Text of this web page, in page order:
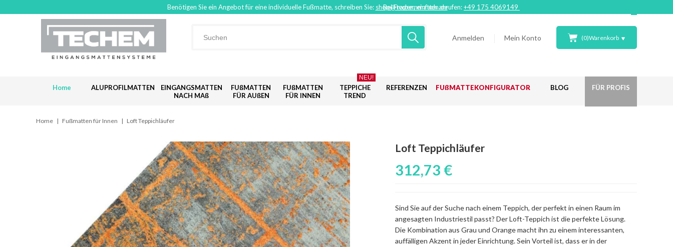
Benötigen Sie ein Angebot für eine individuelle Fußmatte, schreiben Sie: shop@techemmatten.de
Bei Fragen, einfach anrufen:+49 175 4069149
Anmelden Mein Konto (0)Warenkorb
Home ALUPROFILMATTEN
EINGANGSMATTEN
NACH MAß
FUßMATTEN
FÜR AUßEN
FUßMATTEN
FÜR INNEN
TEPPICHE
TREND
NEU!
REFERENZEN FUßMATTEKONFIGURATOR BLOG FÜR PROFIS
Home | Fußmatten für Innen | Loft Teppichläufer
Loft Teppichläufer
312,73 €
Sind Sie auf der Suche nach einem Teppich, der perfekt in einen Raum im
angesagten Industriestil passt? Der Loft-Teppich ist die perfekte Lösung.
Die Kombination aus Grau und Orange macht ihn zu einem interessanten,
auffälligen Akzent in jeder Einrichtung. Sein Vorteil ist, dass er in der